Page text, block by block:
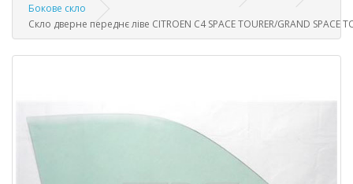
Бокове скло
Скло дверне переднє ліве CITROEN C4 SPACE TOURER/GRAND SPACE